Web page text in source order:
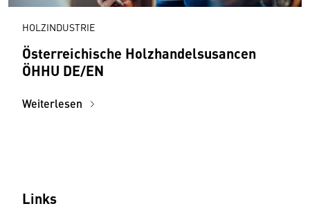
HOLZINDUSTRIE
Österreichische Holzhandelsusancen
ÖHHU DE/EN
Weiterlesen
Links